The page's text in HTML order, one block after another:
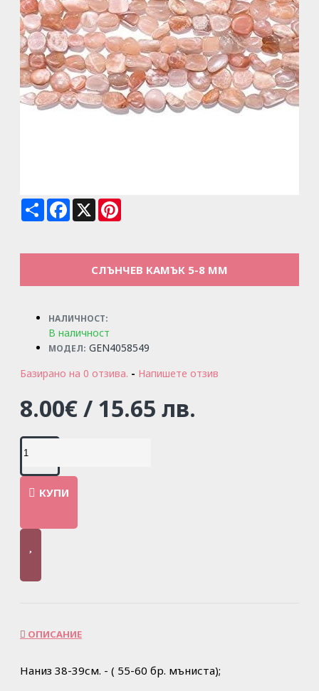
Share Facebook
X
СЛЪНЧЕВ КАМЪК 5-8 ММ
НАЛИЧНОСТ:
В наличност
МОДЕЛ: GEN4058549
Базирано на 0 отзива. - Напишете отзив
8.00€ / 15.65 лв.
КУПИ
ОПИСАНИЕ
Наниз 38-39см. - ( 55-60 бр. мъниста);